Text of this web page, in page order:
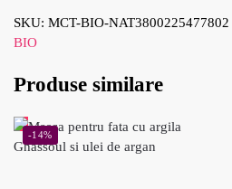
SKU: MCT-BIO-NAT3800225477802
BIO
Produse similare
-14%